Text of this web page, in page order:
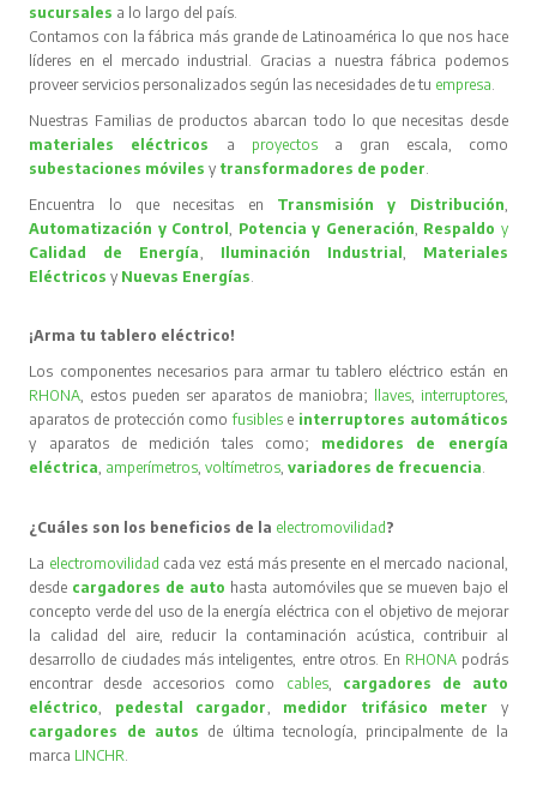
sucursales a lo largo del país.
Contamos con la fábrica más grande de Latinoamérica lo que nos hace
líderes en el mercado industrial. Gracias a nuestra fábrica podemos
proveer servicios personalizados según las necesidades de tu empresa.
Nuestras Familias de productos abarcan todo lo que necesitas desde
materiales eléctricos
a proyectos
a gran escala, como
subestaciones móvilesy transformadores de poder.
Encuentra lo que necesitas en Transmisión y Distribución,
Automatización y Control, Potencia y Generación, Respaldo y
Calidad de Energía, Iluminación Industrial , Materiales
Eléctricos y Nuevas Energías.
¡Arma tu tablero eléctrico!
Los componentes necesarios para armar tu tablero eléctrico están en
RHONA, estos pueden ser aparatos de maniobra; llaves, interruptores,
aparatos de protección comofusibles e interruptores automáticos
y aparatos de medición tales como; medidores de energía
eléctrica, amperímetros,voltímetros,variadores de frecuencia.
¿Cuáles son los beneficios de la electromovilidad ?
La electromovilidad cada vez está más presente en el mercado nacional,
desde cargadores de auto hasta automóviles que se mueven bajo el
concepto verde del uso de la energía eléctrica con el objetivo de mejorar
la calidad del aire, reducir la contaminación acústica, contribuir al
desarrollo de ciudades más inteligentes, entre otros. En RHONA podrás
encontrar desde accesorios como cables, cargadores de auto
eléctrico, pedestal cargador, medidor trifásico meter
y
cargadores de autos de última tecnología, principalmente de la
marca LINCHR.